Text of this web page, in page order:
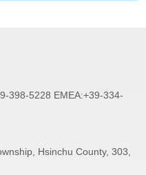
398-5228 EMEA:+39-334-
Hsinchu County, 303,